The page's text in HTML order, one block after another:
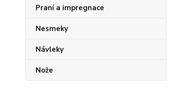
Praní a impregnace
Nesmeky
Návleky
Nože